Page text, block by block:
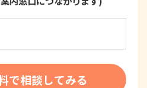
で相談してみる